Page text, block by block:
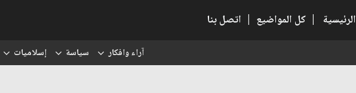
الرئيسية | كل المواضيع | اتصل بنا
آراء وافكار سياسة إسلاميات